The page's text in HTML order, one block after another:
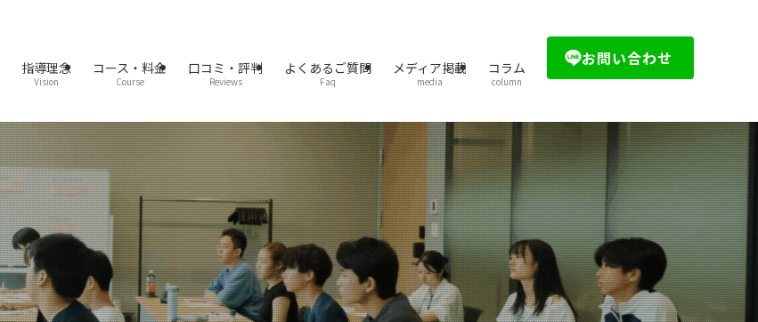
指導理念
Vision
コース・料金
Course
口コミ・評判
Reviews
よくあるご質問
Faq
メディア掲載
media
コラム
column
お問い合わせ